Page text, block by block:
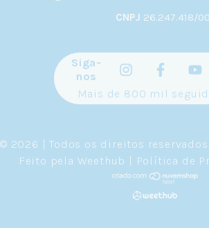
CNPJ 26.247.418/
Siga-
nos
Mais de 800 mil
© 2026 | Todos os direitos reservados.
Feito pela Weethub | Política de